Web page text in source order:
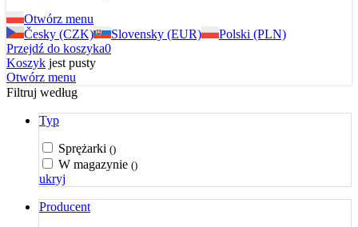
Otwórz menu
Česky (CZK)
Slovensky (EUR)
Polski (PLN)
Przejdź do koszyka0
Koszyk jest pusty
Otwórz menu
Filtruj według
Typ
Sprężarki ()
W magazynie ()
ukryj
Producent